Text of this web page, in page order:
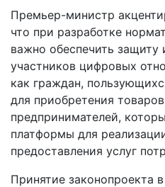
Премьер-министр
что при разработке
важно обеспечить защиту
участников цифровых
как граждан,
для приобретения
предпринимателей,
платформы для
предоставления услуг
Принятие законопроекта